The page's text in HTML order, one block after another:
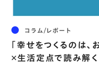
コラム/レポート
｢幸せをつくるのは
×生活定点で読み解